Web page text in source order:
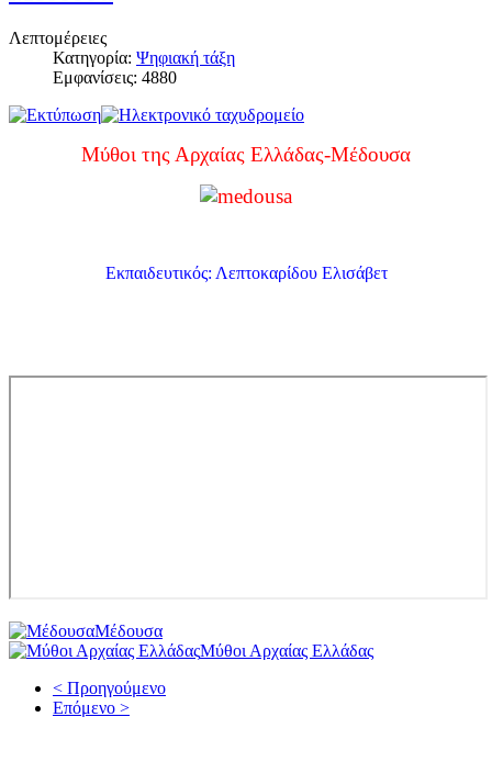
Λεπτομέρειες
Κατηγορία: Ψηφιακή τάξη
Εμφανίσεις: 4880
Μύθοι της Αρχαίας Ελλάδας-Μέδουσα
Εκπαιδευτικός: Λεπτοκαρίδου Ελισάβετ
Μέδουσα
Μύθοι Αρχαίας Ελλάδας
< Προηγούμενο
Επόμενο >